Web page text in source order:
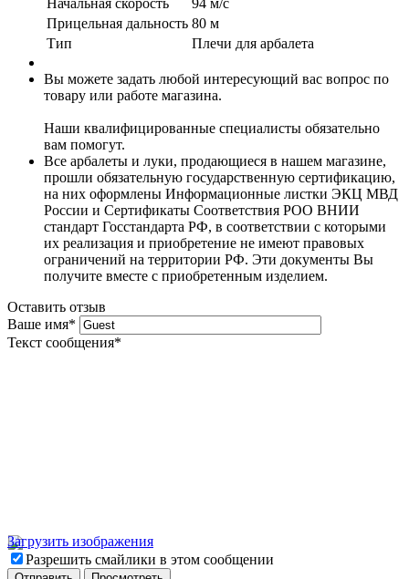
Прицельная дальность 80 м
Тип
Плечи для арбалета
Вы можете задать любой интересующий вас вопрос по
товару или работе магазина.
Наши квалифицированные специалисты обязательно
вам помогут.
Все арбалеты и луки, продающиеся в нашем магазине,
прошли обязательную государственную сертификацию,
на них оформлены Информационные листки ЭКЦ МВД
России и Сертификаты Соответствия РОО ВНИИ
стандарт Госстандарта РФ, в соответствии с которыми
их реализация и приобретение не имеют правовых
ограничений на территории РФ. Эти документы Вы
получите вместе с приобретенным изделием.
Оставить отзыв
Ваше имя*
Текст сообщения*
Загрузить изображения
Разрешить смайлики в этом сообщении